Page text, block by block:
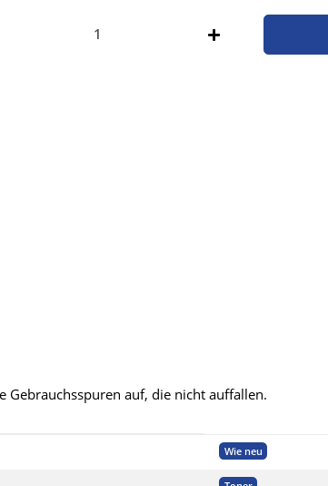
auf, die nicht auffallen.
Wie neu